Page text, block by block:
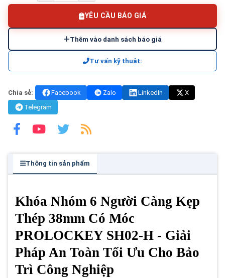
YÊU CẦU BÁO GIÁ
Thêm vào danh sách báo giá
Tư vấn kỹ thuật:
Chia sẻ: Facebook Zalo LinkedIn
X
Telegram
Thông tin sản phẩm
Khóa Nhóm 6 Người Càng Kẹp
Thép 38mm Có Móc
PROLOCKEY SH02-H - Giải
Pháp An Toàn Tối Ưu Cho Bảo
Trì Công Nghiệp